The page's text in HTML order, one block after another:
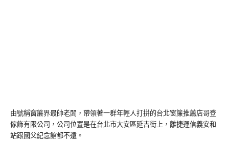
由號稱窗簾界最帥老闆，帶領著一群年輕人打拼的台北窗簾推薦店哥登
傢飾有限公司，公司位置是在台北市大安區延吉街上，離捷運信義安和
站跟國父紀念館都不遠。